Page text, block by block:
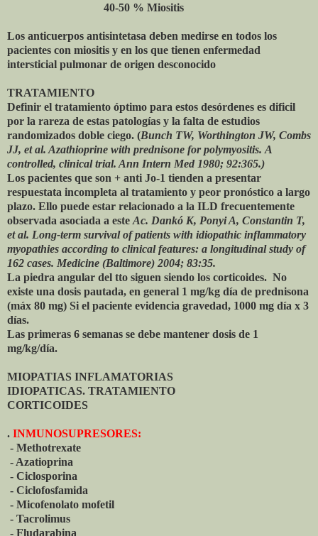
40-50 % Miositis
Los anticuerpos antisintetasa deben medirse en todos los
pacientes con miositis y en los que tienen enfermedad
intersticial pulmonar de origen desconocido
TRATAMIENTO
Definir el tratamiento óptimo para estos desórdenes es dificil
por la rareza de estas patologías y la falta de estudios
randomizados doble ciego. (Bunch TW, Worthington JW, Combs
JJ, et al. Azathioprine with prednisone for polymyositis. A
controlled, clinical trial. Ann Intern Med 1980; 92:365.)
Los pacientes que son + anti Jo-1 tienden a presentar
respuestata incompleta al tratamiento y peor pronóstico a largo
plazo. Ello puede estar relacionado a la ILD frecuentemente
observada asociada a este Ac. Dankó K, Ponyi A, Constantin T,
et al. Long-term survival of patients with idiopathic inflammatory
myopathies according to clinical features: a longitudinal study of
162 cases. Medicine (Baltimore) 2004; 83:35.
La piedra angular del tto siguen siendo los corticoides. No
existe una dosis pautada, en general 1 mg/kg día de prednisona
(máx 80 mg) Si el paciente evidencia gravedad, 1000 mg día x 3
días.
Las primeras 6 semanas se debe mantener dosis de 1
mg/kg/día.
MIOPATIAS INFLAMATORIAS
IDIOPATICAS. TRATAMIENTO
CORTICOIDES
. INMUNOSUPRESORES:
- Methotrexate
- Azatioprina
- Ciclosporina
- Ciclofosfamida
- Micofenolato mofetil
- Tacrolimus
- Fludarabina